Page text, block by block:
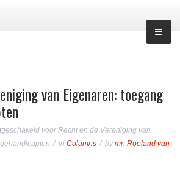
van Eigenaren: toegang
voor Recht en de Vereniging van
in Columns bymr. Roeland van